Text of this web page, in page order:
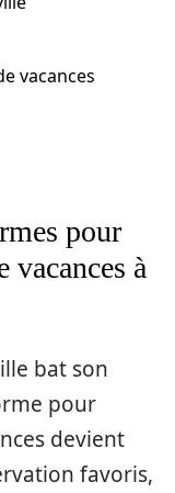
vacances
pour
vacances à
bat son
pour
devient
favoris,